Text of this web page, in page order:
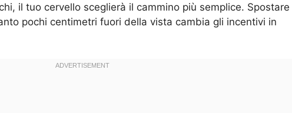
il tuo cervello sceglierà il cammino più semplice. Spostare
pochi centimetri fuori della vista cambia gli incentivi in